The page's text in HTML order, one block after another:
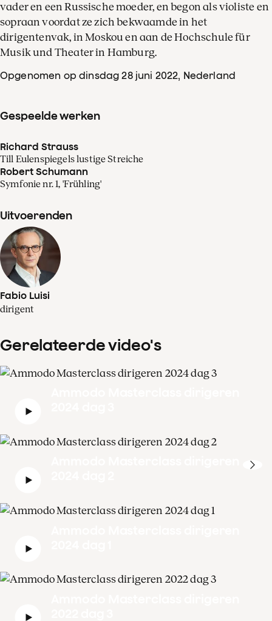
vader en een Russische moeder, en begon als violiste en
sopraan voordat ze zich bekwaamde in het
dirigentenvak, in Moskou en aan de Hochschule für
Musik und Theater in Hamburg.
Opgenomen op dinsdag 28 juni 2022, Nederland
Gespeelde werken
Richard Strauss
Till Eulenspiegels lustige Streiche
Robert Schumann
Symfonie nr. 1, 'Frühling'
Uitvoerenden
Fabio Luisi
dirigent
Gerelateerde video's